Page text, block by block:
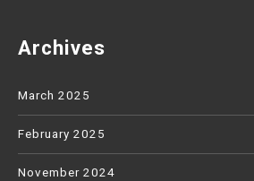
Archives
March 2025
February 2025
November 2024